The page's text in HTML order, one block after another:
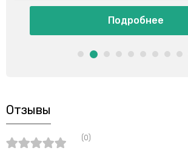
Подробнее
Отзывы
(0)